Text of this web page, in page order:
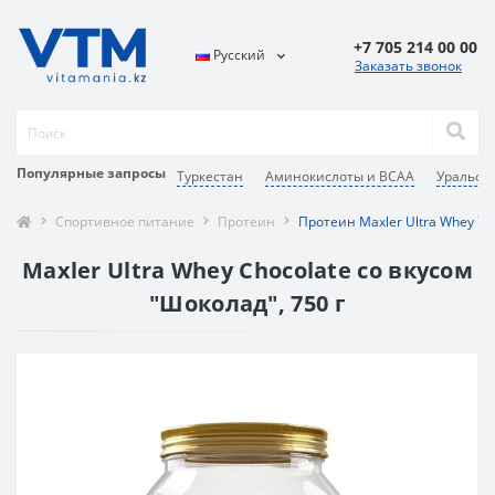
Популярные запросы Туркестан Аминокислоты и BCAA Уральск
Русский +7 705 214 00 00
Заказать звонок
Спортивное питание Протеин Протеин Maxler Ultra Whey
Maxler Ultra Whey Chocolate со вкусом
"Шоколад", 750 г